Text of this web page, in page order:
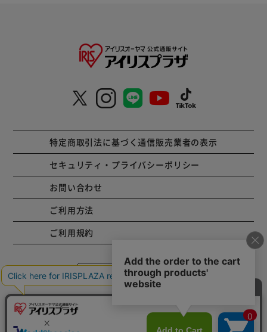
特定商取引法に基づく通信販売業者の表示
セキュリティ・プライバシーポリシー
お問い合わせ
ご利用方法
ご利用規約
コーポレートサイト
Copyright © 2001 IRISPLAZA. ALL Rights Reserved.